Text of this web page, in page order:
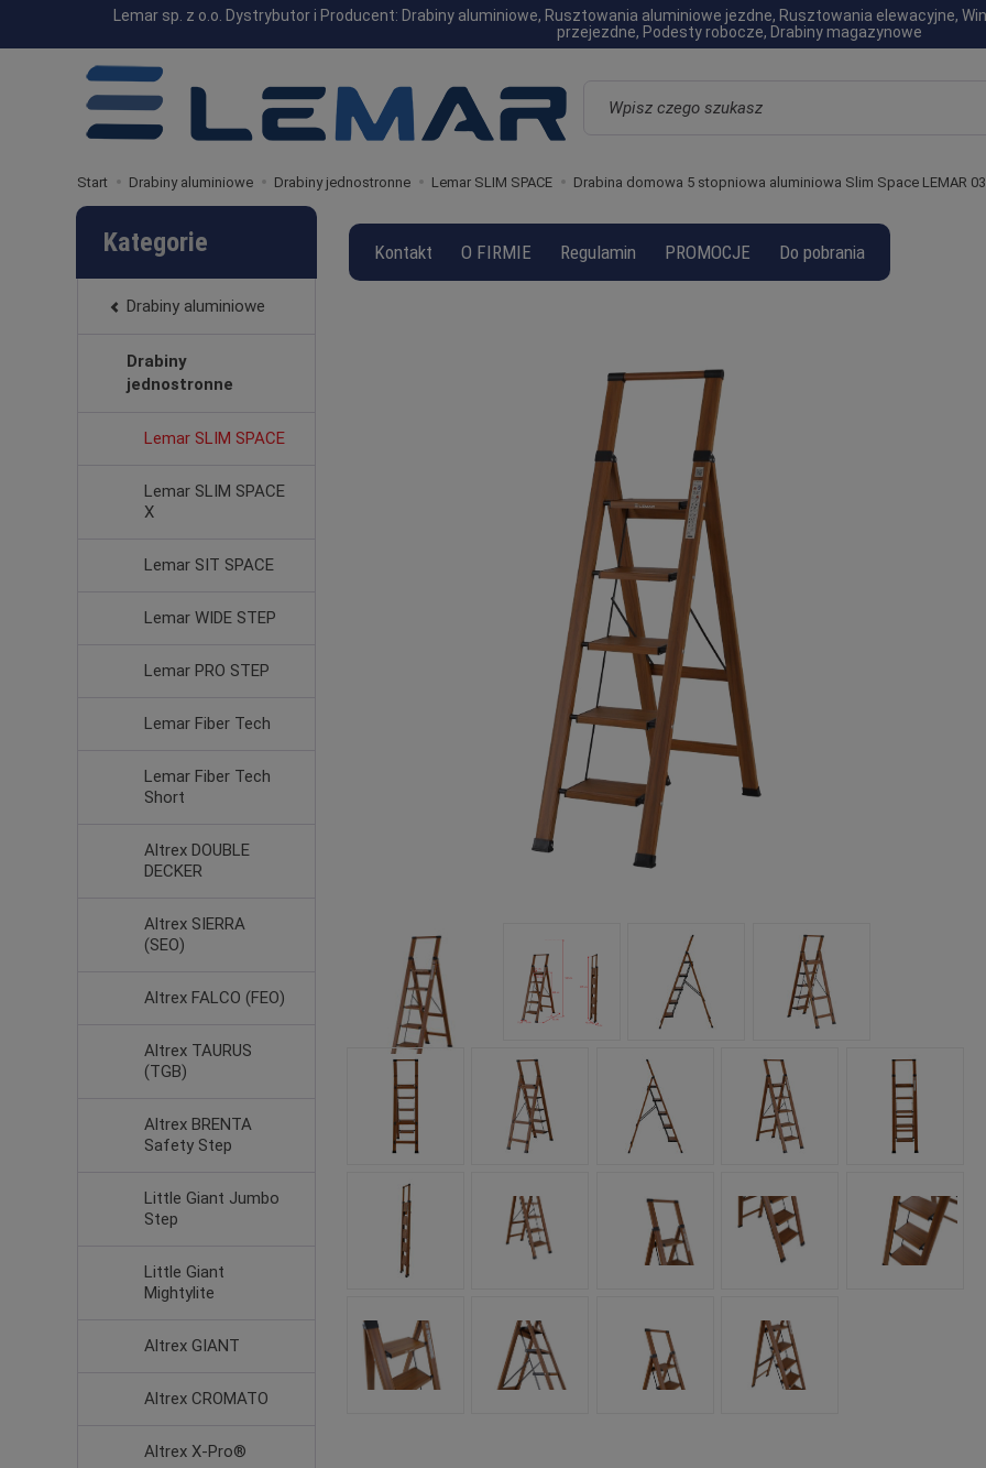
Lemar sp. z o.o. Dystrybutor i Producent: Drabiny aluminiowe, Rusztowania aluminiowe jezdne, Rusztowania elewacyjne,
przejezdne, Podesty robocze, Drabiny magazynowe
Start Drabiny aluminiowe Drabiny jednostronne Lemar SLIM SPACE Drabina domowa 5 stopniowa aluminiowa Slim Space LEMAR
Kontakt O FIRMIE Regulamin PROMOCJE Do pobrania
Kategorie
Drabiny aluminiowe
Drabiny
jednostronne
Lemar SLIM SPACE
Lemar SLIM SPACE
X
Lemar SIT SPACE
Lemar WIDE STEP
Lemar PRO STEP
Lemar Fiber Tech
Lemar Fiber Tech
Short
Altrex DOUBLE
DECKER
Altrex SIERRA
(SEO)
Altrex FALCO (FEO)
Altrex TAURUS
(TGB)
Altrex BRENTA
Safety Step
Little Giant Jumbo
Step
Little Giant
Mightylite
Altrex GIANT
Altrex CROMATO
Altrex X-Pro®